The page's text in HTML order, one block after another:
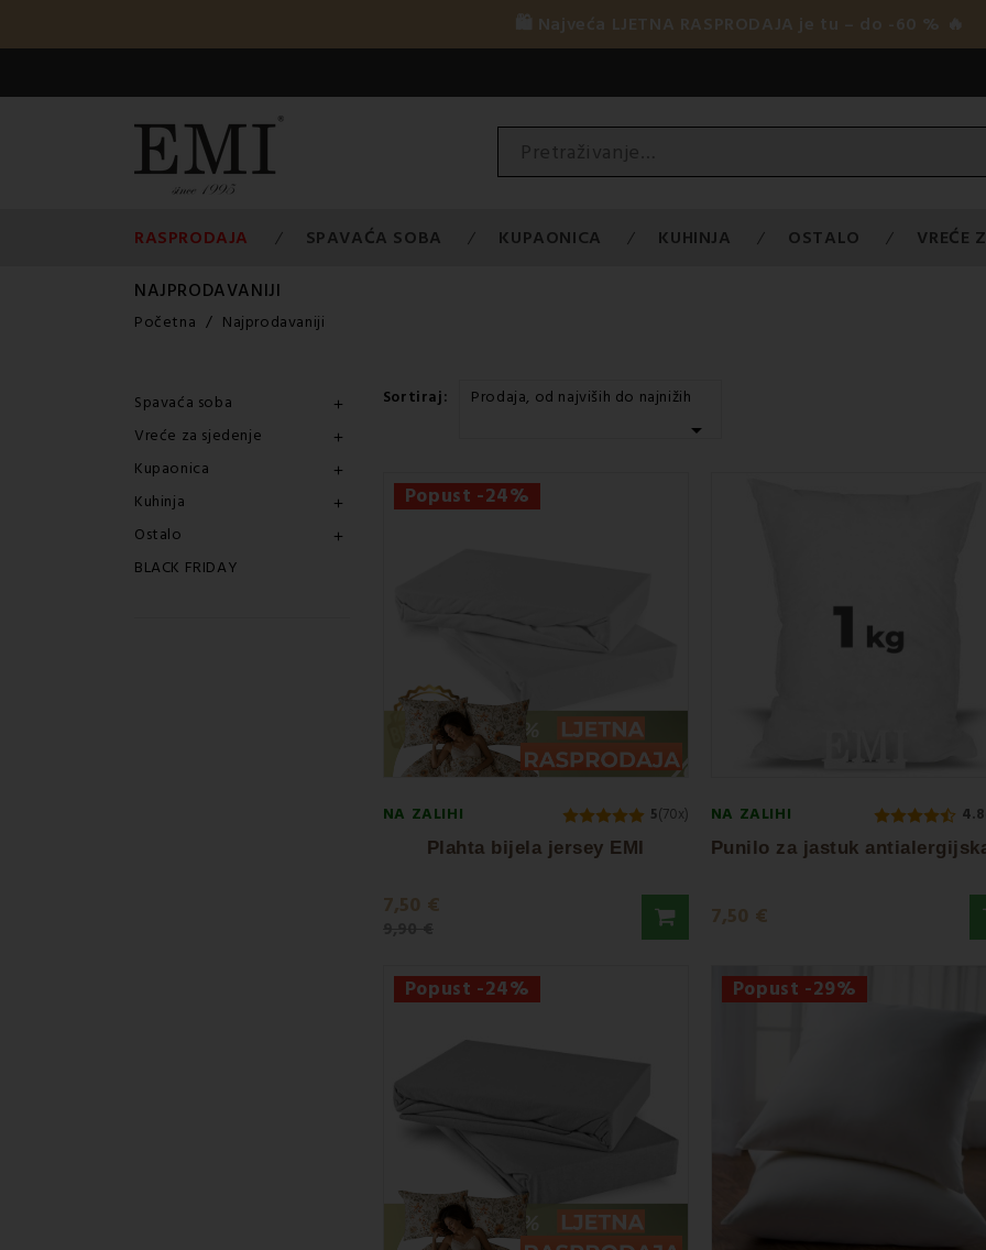
🛍️ Najveća LJETNA RASPRODAJA je tu – do -60 % 🔥
RASPRODAJA SPAVAĆA SOBA KUPAONICA KUHINJA OSTALO VREĆE
NAJPRODAVANIJI
Početna Najprodavaniji
Spavaća soba 
Vreće za sjedenje 
Kupaonica 
Kuhinja 
Ostalo 
BLACK FRIDAY
Sortiraj: Prodaja, od najviših do najnižih

Popust -24%
NA ZALIHI 5(70x)
Plahta bijela jersey EMI
7,50 €
NA ZALIHI 4.8
7,50 €
Popust -24% Popust -29%